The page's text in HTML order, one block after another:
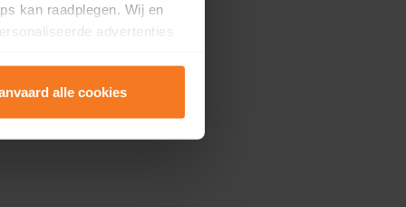
kan raadplegen. Wij en
advertenties
alle cookies